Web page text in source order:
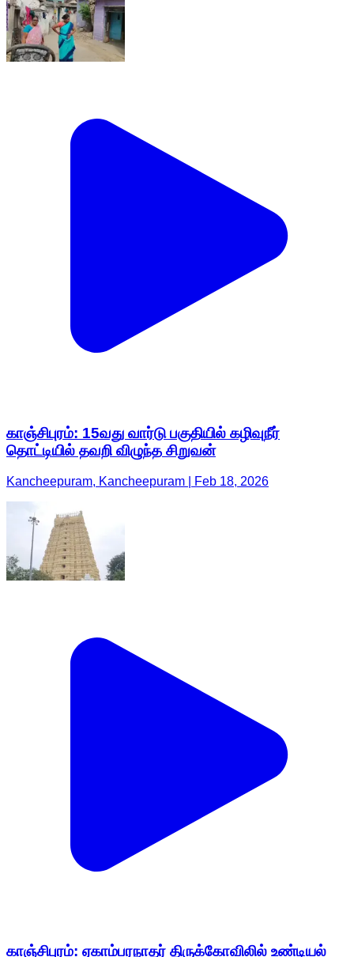
காஞ்சிபுரம்: 15வது வார்டு பகுதியில் கழிவுநீர்
தொட்டியில் தவறி விழுந்த சிறுவன்
Kancheepuram, Kancheepuram | Feb 18, 2026
காஞ்சிபுரம்: ஏகாம்பரநாதர் திருக்கோவிலில் உண்டியல்